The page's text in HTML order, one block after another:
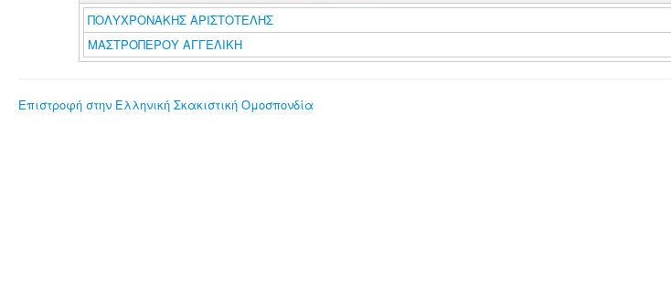
ΠΟΛΥΧΡΟΝΑΚΗΣ ΑΡΙΣΤΟΤΕΛΗΣ
ΜΑΣΤΡΟΠΕΡΟΥ ΑΓΓΕΛΙΚΗ
Επιστροφή στην Ελληνική Σκακιστική Ομοσπονδία